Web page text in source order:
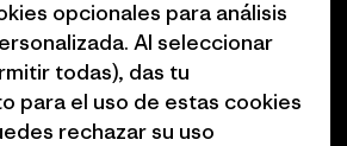
Programa para profesionales
del sector
Programa de afiliados
opcionales para análisis
Al seleccionar
todas), das tu
para el uso de estas cookies
rechazar su uso